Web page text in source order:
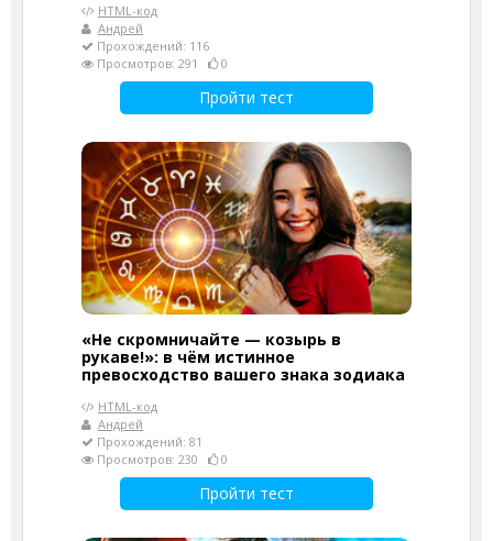
HTML-код
Андрей
Прохождений: 116
Просмотров: 291
0
Пройти тест
«Не скромничайте — козырь в
рукаве!»: в чём истинное
превосходство вашего знака зодиака
HTML-код
Андрей
Прохождений: 81
Просмотров: 230
0
Пройти тест